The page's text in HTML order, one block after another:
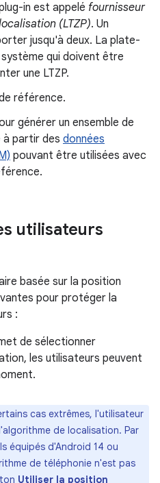
in est appelé fournisseur
(LTZP). Un
jusqu'à deux. La plate-
qui doivent être
une LTZP.
référence.
générer un ensemble de
à partir des données
pouvant être utilisées avec
utilisateurs
basée sur la position
pour protéger la
:
de sélectionner
les utilisateurs peuvent
cas extrêmes, l'utilisateur
de localisation. Par
équipés d'Android 14 ou
de téléphonie n'est pas
Utiliser la position